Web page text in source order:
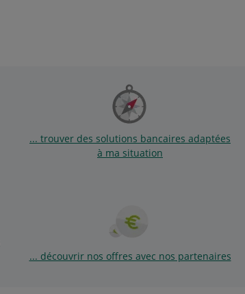
... trouver des solutions bancaires adaptées
à ma situation
... découvrir nos offres avec nos partenaires